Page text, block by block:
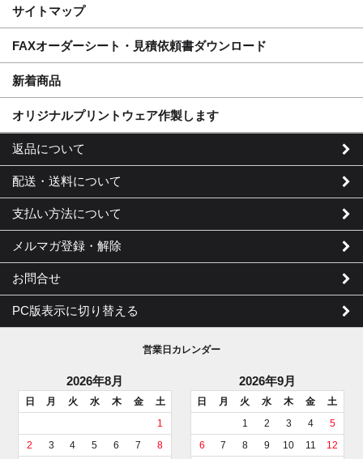
サイトマップ
FAXオーダーシート・見積依頼書ダウンロード
新着商品
オリジナルプリントウェア作製します
返品について
配送・送料について
支払い方法について
メルマガ登録・解除
お問合せ
PC版表示に切り替える
営業日カレンダー
2026年8月
日 月 火 水 木 金
土
1
2
3 4 5 6 7
8
2026年9月
日 月 火 水 木 金
土
1
2 3 4
5
6
7 8 9 10 11
12